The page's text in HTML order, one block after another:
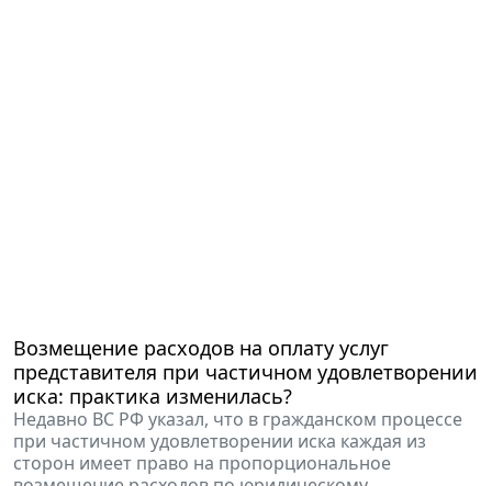
Возмещение расходов на оплату услуг
представителя при частичном удовлетворении
иска: практика изменилась?
Недавно ВС РФ указал, что в гражданском процессе
при частичном удовлетворении иска каждая из
сторон имеет право на пропорциональное